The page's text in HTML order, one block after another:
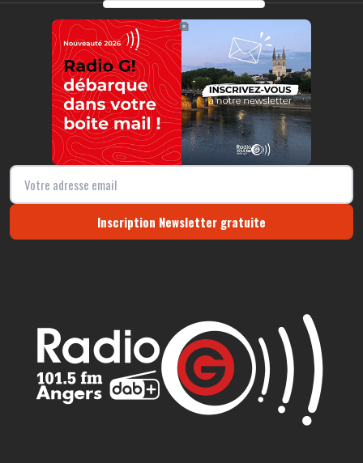
https://radio-g.fr?21724
⧉
Inscription Newsletter gratuite